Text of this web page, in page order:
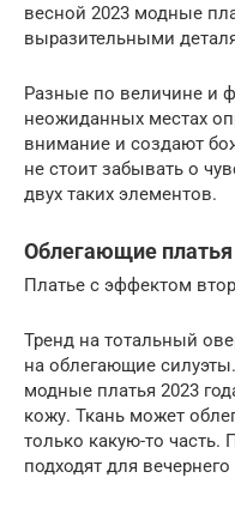
весной 2023 модные
выразительными
Разные по величине и
неожиданных местах
внимание и создают
не стоит забывать о
двух таких элементов.
Облегающие
Платье с эффектом
Тренд на тотальный
на облегающие
модные платья 2023
кожу. Ткань может
только какую-то
подходят для